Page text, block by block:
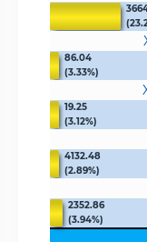
86.04
(3.33%)
19.25
(3.12%)
4132.48
(2.89%)
2352.86
(3.94%)